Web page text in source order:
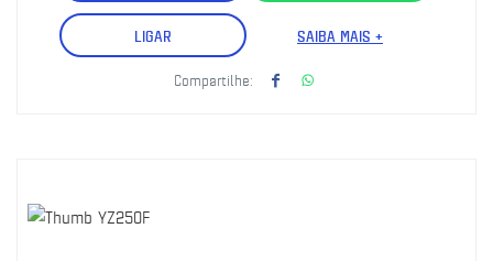
LIGAR SAIBA MAIS +
Compartilhe: